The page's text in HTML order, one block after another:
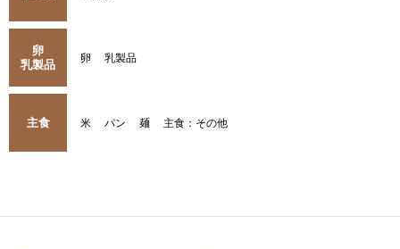
卵
乳製品
卵 乳製品
主食 米 パン 麺 主食：その他